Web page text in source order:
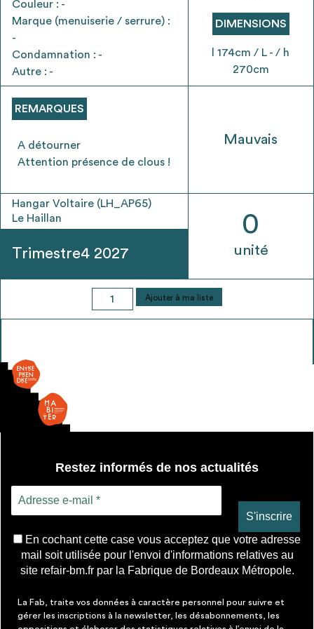
* Attention, l’ajout des matériaux à sa liste et son envoi ne
vaut aucunement réservation.
voirFAQ
Couleur : -
Marque (menuiserie / serrure) :
-
Condamnation : -
Autre : -
REMARQUES
A détourner
Attention présence de clous !
Hangar Voltaire (LH_AP65)
Le Haillan
Trimestre4 2027
DIMENSIONS
l 174cm / L - / h
270cm
Mauvais
0
unité
quantité
de
Ajouter à ma liste
Restez informés de nos actualités
En cochant cette case vous acceptez que votre adresse
mail soit utilisée pour l'envoi d'informations relatives au
site refair-bm.fr par la Fabrique de Bordeaux Métropole.
La Fab, traite vos données à caractère personnel pour suivre et
gérer les inscriptions à la newsletter, les désabonnements, les